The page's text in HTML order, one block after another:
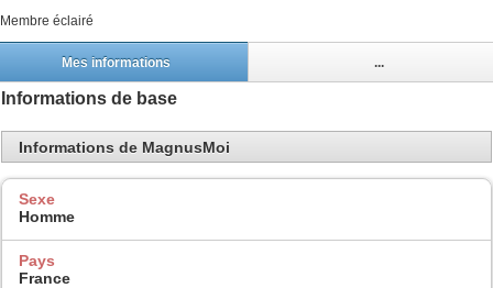
Membre éclairé
Mes informations ...
Informations de base
Informations de MagnusMoi
Sexe
Homme
Pays
France